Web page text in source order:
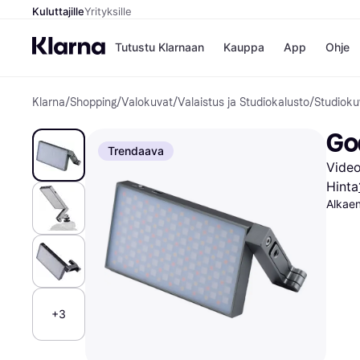
KuluttajilleYrityksille
Tutustu Klarnaan Kauppa
Kaupat
Gigantti
H&M
Peten
Wolt
App Ohje
Klarna/Shopping/Valokuvat/Valaistus ja Studiokalusto/
Trendaava
+3
Hinta